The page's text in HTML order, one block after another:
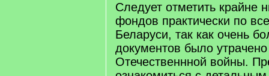
Следует отметить крайне
фондов практически по
Беларуси, так как очень
документов было
Отечественнной войны.